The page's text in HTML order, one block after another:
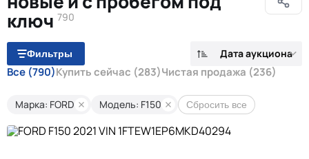
ключ 790
Фильтры Дата аукциона
Все (790)Купить сейчас (283)Чистая продажа (236)
Марка: FORD Модель: F150 Сбросить все